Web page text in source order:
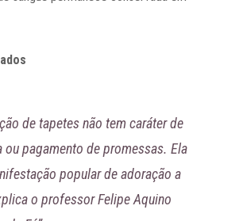
de tapetes não tem caráter de
ou pagamento de promessas. Ela
popular de adoração a
o professor Felipe Aquino